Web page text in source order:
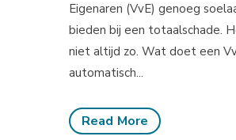
Eigenaren (VvE) genoeg
bieden bij een totaalschade.
niet altijd zo. Wat doet een
automatisch...
Read More